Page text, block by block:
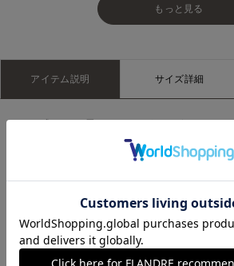
もっと見る
アイテム説明 サイズ詳細
シボ感のある柔らかなレザーを使用した
バッグ。横長のオーバル型シルエットが
します。短めのハンドルやフロントに施
ないアクセントに。シンプルながらもデ
デザインで、普段使いから特別なシーン
す。
ペットボトル ×